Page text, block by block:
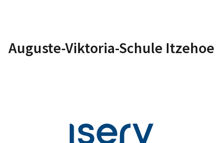
Auguste-Viktoria-Schule Itzehoe